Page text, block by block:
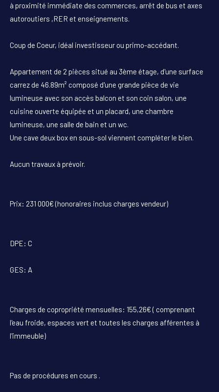
à proximité immédiate des commerces, arrêt de bus et axes
autoroutiers ,RER et enseignements.
Coup de Coeur, idéal investisseur ou primo-accédant.
Appartement de 2 pièces situé au 3ème étage, d'une surface
carrez de 46.89m² composé d'une grande pièce de vie
lumineuse avec son accès balcon et son coin salon, une
cuisine ouverte équipée et un placard, une chambre
lumineuse, une salle de bain et un wc.
Une cave deux box en sous-sol viennent compléter le bien.
Aucun travaux à prévoir.
Prix: 231 000€ (honoraires inclus charges vendeur)
DPE: C
GES: A
Charges de copropriété mensuelles: 155,26€ ( comprenant
l'eau froide, espaces vert et toutes les charges afférentes à
l'immeuble)
Pas de procédures en cours .